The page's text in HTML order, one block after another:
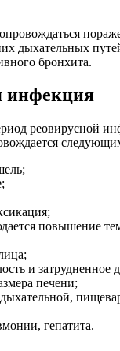
дыхательных
бронхита.
инфекция
реовирусной
повышение
и затрудненное
печени;
гепатита.